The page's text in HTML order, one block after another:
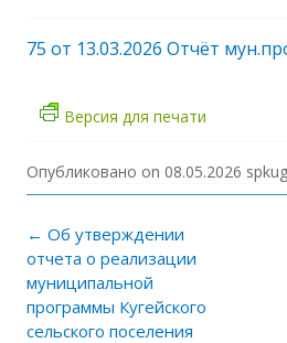
75 от 13.03.2026 Отчёт
Версия для печати
Опубликовано on 08.05.2026
Навигация по записям
← Об утверждении
отчета о реализации
муниципальной
программы Кугейского
сельского поселения